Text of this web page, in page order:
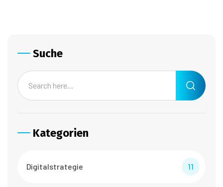
Suche
Kategorien
Digitalstrategie 11